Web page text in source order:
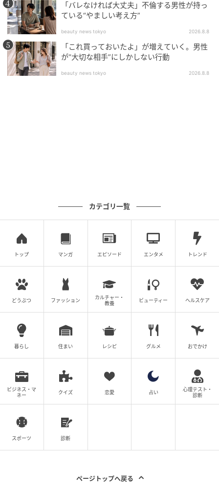
日本児童養護施設財団による奨学金事業承継の取り組
みに注目です。
事業を、日本児童養護施設財団が2026年4月1日付で承
継します。
支援対象や体制はさらに拡充される予定です。
Q. 奨学金を支える財源はどこから来るのです
か？
A. 企業や個人からの寄付を原資としています。
持続可能な進学支援の仕組みとして、今後も広く寄付
を募りながら運営されます。
山本由伸投手の登板試合でLED演出も！ サム
「バレなければ大丈夫」不倫する男性が持っ
ている“やましい考え方”
beauty news tokyo 2026.8.8
「これ買っておいたよ」が増えていく。男性
が“大切な相手”にしかしない行動
beauty news tokyo 2026.8.8
カテゴリ一覧
トップ マンガ エピソード エンタメ トレンド
どうぶつ ファッション
カルチャー・
教養
ビューティー ヘルスケア
暮らし 住まい レシピ グルメ おでかけ
ビジネス・マ
ネー
クイズ 恋愛 占い
心理テスト・
診断
スポーツ 診断
ページトップへ戻る